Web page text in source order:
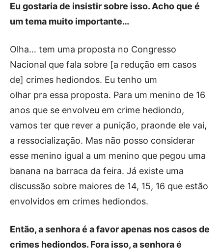
Eu gostaria de insistir sobre isso. Acho que é
um tema muito importante…
Olha… tem uma proposta no Congresso
Nacional que fala sobre [a redução em casos
de] crimes hediondos. Eu tenho um
olhar pra essa proposta. Para um menino de 16
anos que se envolveu em crime hediondo,
vamos ter que rever a punição, praonde ele vai,
a ressocialização. Mas não posso considerar
esse menino igual a um menino que pegou uma
banana na barraca da feira. Já existe uma
discussão sobre maiores de 14, 15, 16 que estão
envolvidos em crimes hediondos.
Então, a senhora é a favor apenas nos casos de
crimes hediondos. Fora isso, a senhora é